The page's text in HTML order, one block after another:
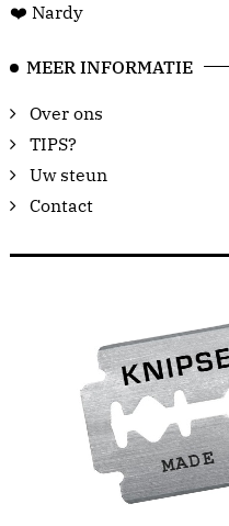
❤️ Nardy
MEER INFORMATIE
Over ons
TIPS?
Uw steun
Contact